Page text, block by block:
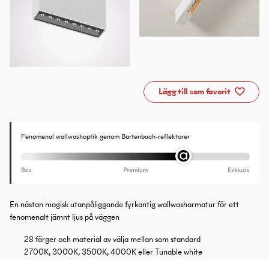
Lägg till som favorit
Fenomenal wallwashoptik genom Bartenbach-reflektorer
En nästan magisk utanpåliggande fyrkantig wallwasharmatur för ett
fenomenalt jämnt ljus på väggen
28 färger och material av välja mellan som standard
2700K, 3000K, 3500K, 4000K eller Tunable white